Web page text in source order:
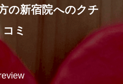
の新宿院へのクチ
コミ